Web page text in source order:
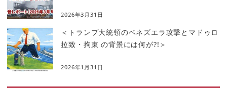
2026年3月31日
＜トランプ大統領のベネズエラ攻撃とマドゥロ
拉致・拘束 の背景には何が?!＞
2026年1月31日